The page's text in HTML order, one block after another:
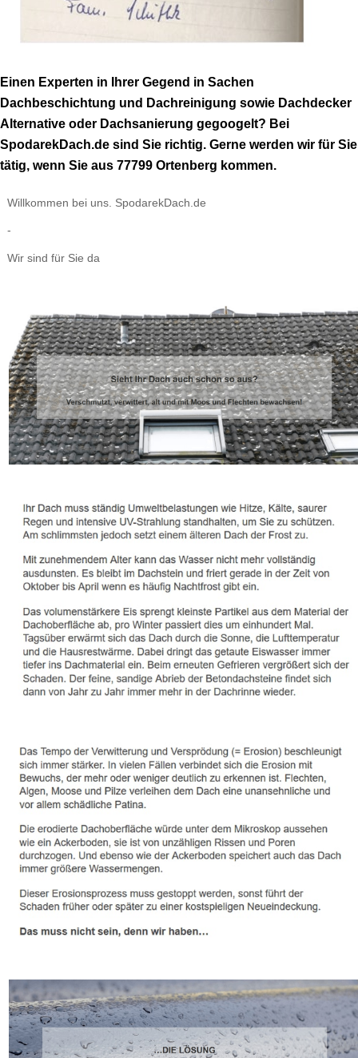
Einen Experten in Ihrer Gegend in Sachen
Dachbeschichtung und Dachreinigung sowie Dachdecker
Alternative oder Dachsanierung gegoogelt? Bei
SpodarekDach.de sind Sie richtig. Gerne werden wir für Sie
tätig, wenn Sie aus 77799 Ortenberg kommen.
Willkommen bei uns. SpodarekDach.de
-
Wir sind für Sie da